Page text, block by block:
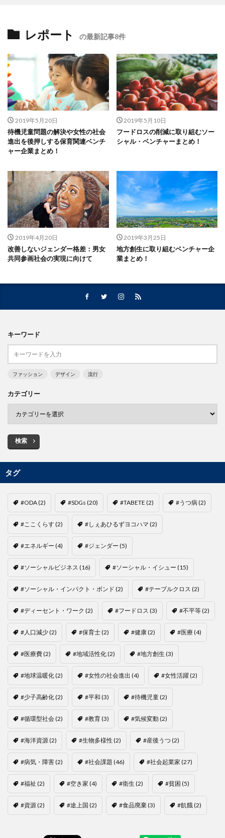
レポート の最新記事8件
2019年5月20日
待機児童問題の解決や女性の社会
進出を後押しする保育関連ベンチ
ャー企業まとめ！
2019年5月10日
フードロスの削減に取り組むソー
シャル・ベンチャーまとめ！
2019年4月20日
改善しないジェンダー格差：男女
共同参画社会の実現に向けて
2019年3月25日
地方創生に取り組むベンチャー企
業まとめ！
キーワード
ファッション デザイン 流行
カテゴリー
検索
タグ
#ODA(2) #SDGs (20) #TABETE (2) #うつ病(2)
#ここくらす(2) #しぇあひるずヨコハマ (2)
#エネルギー (4) #ジェンダー (5)
#ソーシャルビジネス (16) #ソーシャル・イシュー (15)
#ソーシャル・インパクト・ボンド (2) #テーブルクロス (2)
#ディーセント・ワーク (2) #フードロス (3) #不平等(2)
#人口減少(2) #保育士(2) #健康(2) #医療(4)
#医療費(2) #地域活性化(2) #地方創生 (3)
#地球温暖化(2) #女性の社会進出 (4) #女性活躍(2)
#少子高齢化(2) #平和 (3) #待機児童(2)
#循環型社会(2) #教育(3) #気候変動(2)
#海洋資源(2) #生物多様性(2) #産後うつ (2)
#病気・障害(2) #社会課題 (46) #社会起業家 (27)
#福祉 (2) #空き家 (4) #衛生 (2) #貧困 (5)
#資源(2) #途上国 (2) #食品廃棄(3) #飢餓(2)